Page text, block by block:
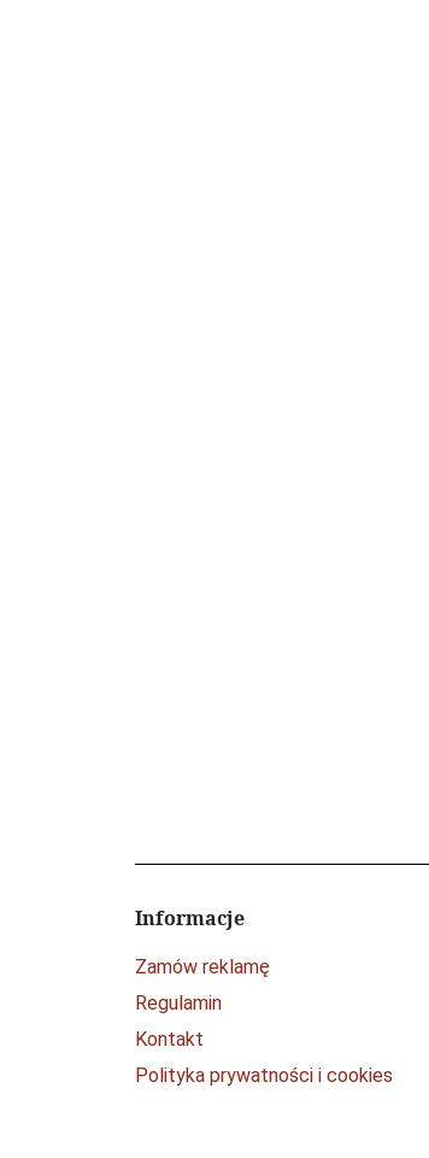
Informacje
Zamów reklamę
Regulamin
Kontakt
Polityka prywatności i cookies